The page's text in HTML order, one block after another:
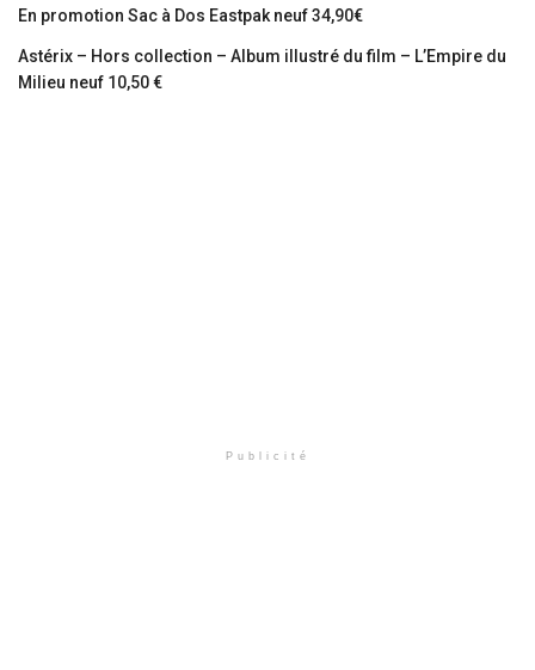
En promotion Sac à Dos Eastpak neuf 34,90€
Astérix – Hors collection – Album illustré du film – L’Empire du
Milieu neuf 10,50 €
Publicité